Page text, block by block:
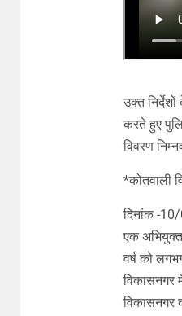
उक्त
करते हुए
विवरण
*कोतवाली
दिनांक -10/
एक
वर्ष को
विकासनगर
विकासनगर